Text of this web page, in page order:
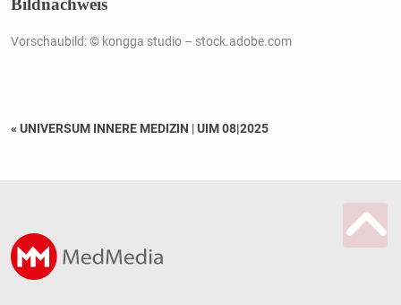
Bildnachweis
Vorschaubild: © kongga studio – stock.adobe.com
« UNIVERSUM INNERE MEDIZIN |UIM 08|2025